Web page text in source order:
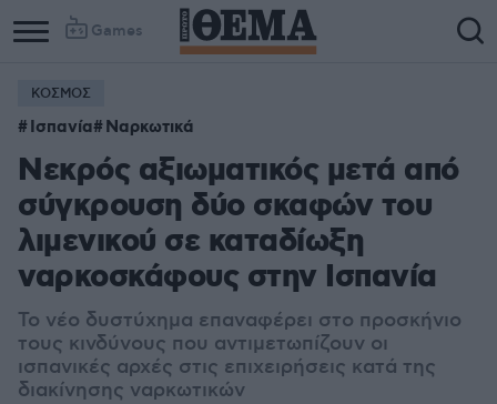
Games
ΚΟΣΜΟΣ
Ισπανία Ναρκωτικά
Νεκρός αξιωματικός μετά από
σύγκρουση δύο σκαφών του
λιμενικού σε καταδίωξη
ναρκοσκάφους στην Ισπανία
Το νέο δυστύχημα επαναφέρει στο προσκήνιο
τους κινδύνους που αντιμετωπίζουν οι
ισπανικές αρχές στις επιχειρήσεις κατά της
διακίνησης ναρκωτικών